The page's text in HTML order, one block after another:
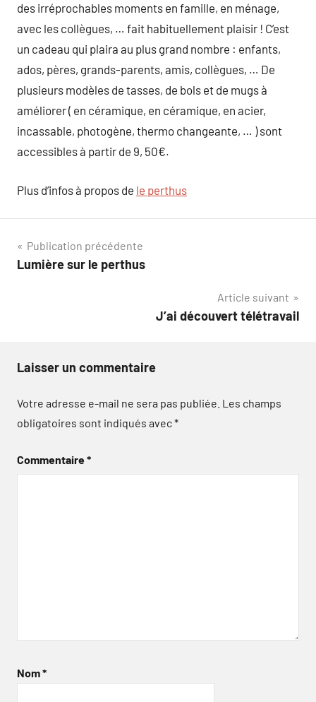
des irréprochables moments en famille, en ménage,
avec les collègues, … fait habituellement plaisir ! C’est
un cadeau qui plaira au plus grand nombre : enfants,
ados, pères, grands-parents, amis, collègues, … De
plusieurs modèles de tasses, de bols et de mugs à
améliorer ( en céramique, en céramique, en acier,
incassable, photogène, thermo changeante, … ) sont
accessibles à partir de 9, 50€.
Plus d’infos à propos de le perthus
Navigation
de
Publication précédente
Lumière sur le perthus
Article suivant
J’ai découvert télétravail
Laisser un commentaire
Votre adresse e-mail ne sera pas publiée. Les champs
obligatoires sont indiqués avec*
Commentaire*
Nom*